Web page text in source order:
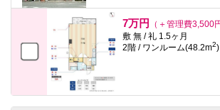
7万円
（＋管理費3,500
敷 無 / 礼 1.5ヶ月
2階 / ワンルーム(48.2m2)